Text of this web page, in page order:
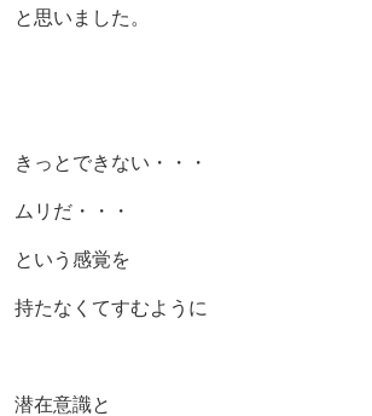
と思いました。
きっとできない・・・
ムリだ・・・
という感覚を
持たなくてすむように
潜在意識と